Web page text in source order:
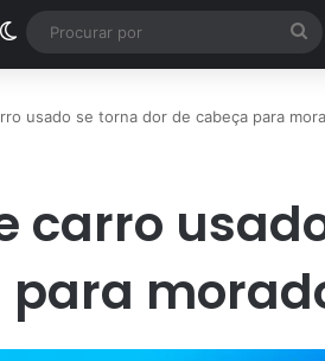
Switch skin
usado se torna dor de cabeça para
carro